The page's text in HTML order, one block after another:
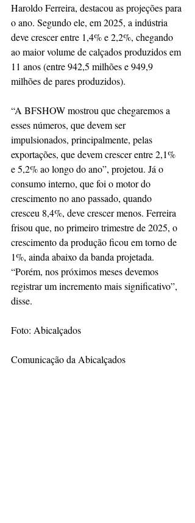
Haroldo Ferreira, destacou as projeções para
o ano. Segundo ele, em 2025, a indústria
deve crescer entre 1,4% e 2,2%, chegando
ao maior volume de calçados produzidos em
11 anos (entre 942,5 milhões e 949,9
milhões de pares produzidos).
“A BFSHOW mostrou que chegaremos a
esses números, que devem ser
impulsionados, principalmente, pelas
exportações, que devem crescer entre 2,1%
e 5,2% ao longo do ano”, projetou. Já o
consumo interno, que foi o motor do
crescimento no ano passado, quando
cresceu 8,4%, deve crescer menos. Ferreira
frisou que, no primeiro trimestre de 2025, o
crescimento da produção ficou em torno de
1%, ainda abaixo da banda projetada.
“Porém, nos próximos meses devemos
registrar um incremento mais significativo”,
disse.
Foto: Abicalçados
Comunicação da Abicalçados